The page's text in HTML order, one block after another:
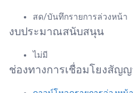
สด/บันทึกรายการล่วงหน้า
งบประมาณสนับสนุน
ไม่มี
ช่องทางการเชื่อมโยงสัญ